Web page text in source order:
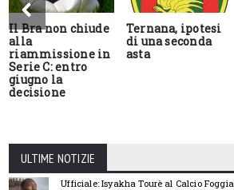
Il Bra non chiude
alla
riammissione in
Serie C: entro
giugno la
decisione
Ternana, ipotesi
di una seconda
asta
ULTIME NOTIZIE
Ufficiale: Isyakha Tourè al Calcio Foggia